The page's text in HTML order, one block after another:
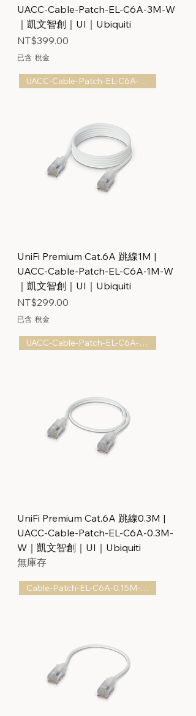
UACC-Cable-Patch-EL-C6A-3M-W
｜凱文智創｜UI｜Ubiquiti
價格
NT$399.00
已含 稅金
UACC-Cable-Patch-EL-C6A-1M-W
UniFi Premium Cat.6A 跳線1M |
UACC-Cable-Patch-EL-C6A-1M-W
｜凱文智創｜UI｜Ubiquiti
價格
NT$299.00
已含 稅金
UACC-Cable-Patch-EL-C6A-0.3M-W
UniFi Premium Cat.6A 跳線0.3M |
UACC-Cable-Patch-EL-C6A-0.3M-
W｜凱文智創｜UI｜Ubiquiti
無庫存
Cable-Patch-EL-C6A-0.15M-W-24